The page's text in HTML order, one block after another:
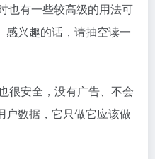
也有一些较高级的用法可
感兴趣的话，请抽空读一
很安全，没有广告、不会
户数据，它只做它应该做